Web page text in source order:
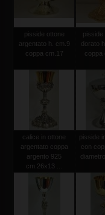
pisside ottone
argentato h. cm.9
coppa cm.17
pisside
dorato
coppa
calice in ottone
argentato coppa
argento 925
cm.26x13 ...
pisside
con